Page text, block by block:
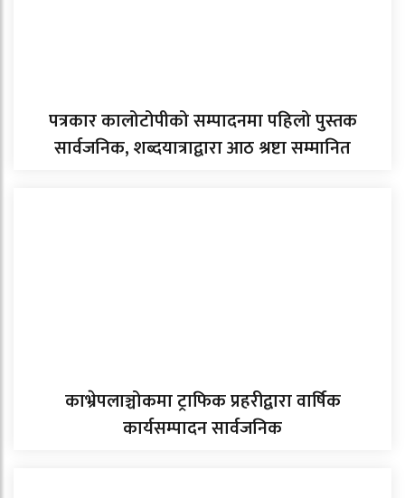
पत्रकार कालोटोपीको सम्पादनमा पहिलो पुस्तक
सार्वजनिक, शब्दयात्राद्वारा आठ श्रष्टा सम्मानित
काभ्रेपलाञ्चोकमा ट्राफिक प्रहरीद्वारा वार्षिक
कार्यसम्पादन सार्वजनिक